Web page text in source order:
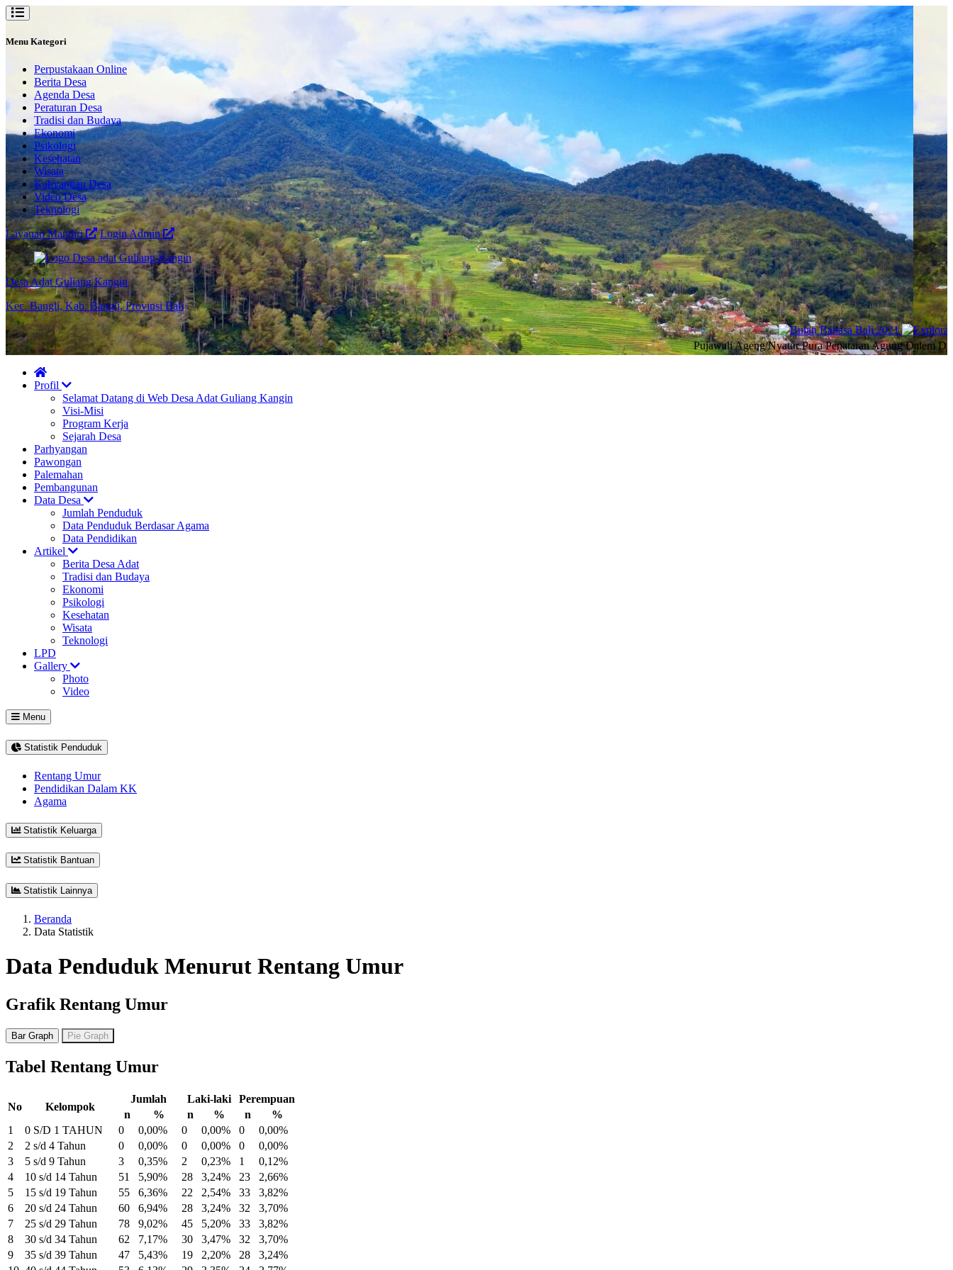
Menu Kategori
Perpustakaan Online
Berita Desa
Agenda Desa
Peraturan Desa
Tradisi dan Budaya
Ekonomi
Psikologi
Kesehatan
Wisata
Kahyangan Desa
Video Desa
Teknologi
Layanan Mandiri
Login Admin
Desa Adat Guliang Kangin
Kec. Bangli, Kab. Bangli, Provinsi Bali
Pujawali Ageng/Nyatur Pura Penataran Agung Dalem Dimade,
Profil
Selamat Datang di Web Desa Adat Guliang Kangin
Visi-Misi
Program Kerja
Sejarah Desa
Parhyangan
Pawongan
Palemahan
Pembangunan
Data Desa
Jumlah Penduduk
Data Penduduk Berdasar Agama
Data Pendidikan
Artikel
Berita Desa Adat
Tradisi dan Budaya
Ekonomi
Psikologi
Kesehatan
Wisata
Teknologi
LPD
Gallery
Photo
Video
Menu
Statistik Penduduk
Rentang Umur
Pendidikan Dalam KK
Agama
Statistik Keluarga
Statistik Bantuan
Statistik Lainnya
Beranda
Data Statistik
Data Penduduk Menurut Rentang Umur
Grafik Rentang Umur
Bar Graph Pie Graph
Tabel Rentang Umur
No Kelompok
Jumlah Laki-laki
Perempuan
n
% n % n
%
1
0 S/D 1 TAHUN 0 0,00% 0 0,00% 0
0,00%
2
2 s/d 4 Tahun 0 0,00% 0 0,00% 0
0,00%
3
5 s/d 9 Tahun 3 0,35% 2 0,23% 1
0,12%
4
10 s/d 14 Tahun 51 5,90% 28 3,24% 23
2,66%
5
15 s/d 19 Tahun 55 6,36% 22 2,54% 33
3,82%
6
20 s/d 24 Tahun 60 6,94% 28 3,24% 32
3,70%
7
25 s/d 29 Tahun 78 9,02% 45 5,20% 33
3,82%
8
30 s/d 34 Tahun 62 7,17% 30 3,47% 32
3,70%
9
35 s/d 39 Tahun 47 5,43% 19 2,20% 28
3,24%